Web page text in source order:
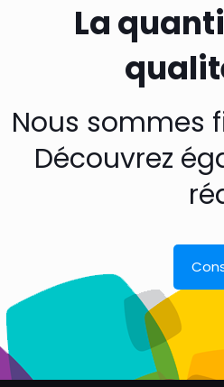
La
Nous sommes
Découvrez